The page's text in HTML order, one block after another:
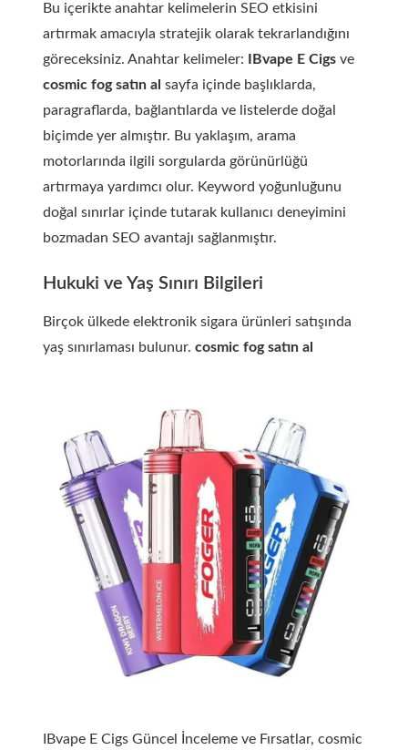
Bu içerikte anahtar kelimelerin SEO etkisini
artırmak amacıyla stratejik olarak tekrarlandığını
göreceksiniz. Anahtar kelimeler:
IBvape E Cigs ve
cosmic fog satın al sayfa içinde başlıklarda,
paragraflarda, bağlantılarda ve listelerde doğal
biçimde yer almıştır. Bu yaklaşım, arama
motorlarında ilgili sorgularda görünürlüğü
artırmaya yardımcı olur. Keyword yoğunluğunu
doğal sınırlar içinde tutarak kullanıcı deneyimini
bozmadan SEO avantajı sağlanmıştır.
Hukuki ve Yaş Sınırı Bilgileri
Birçok ülkede elektronik sigara ürünleri satışında
yaş sınırlaması bulunur. cosmic fog satın al
IBvape E Cigs Güncel İnceleme ve Fırsatlar, cosmic